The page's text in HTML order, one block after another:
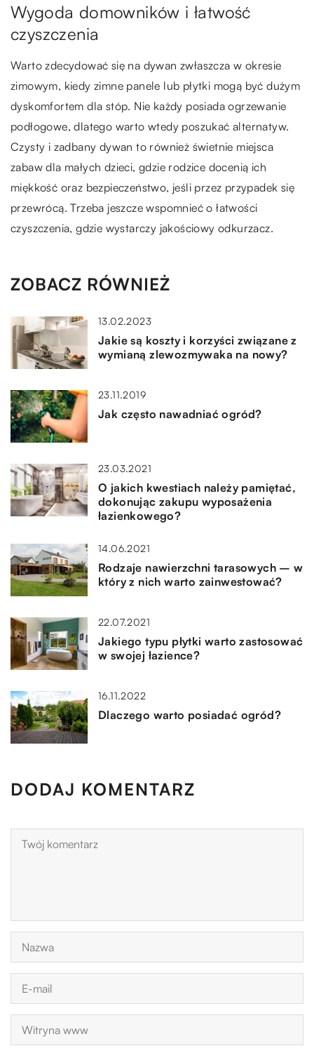
Wygoda domowników i łatwość
czyszczenia
Warto zdecydować się na dywan zwłaszcza w okresie
zimowym, kiedy zimne panele lub płytki mogą być dużym
dyskomfortem dla stóp. Nie każdy posiada ogrzewanie
podłogowe, dlatego warto wtedy poszukać alternatyw.
Czysty i zadbany dywan to również świetnie miejsca
zabaw dla małych dzieci, gdzie rodzice docenią ich
miękkość oraz bezpieczeństwo, jeśli przez przypadek się
przewrócą. Trzeba jeszcze wspomnieć o łatwości
czyszczenia, gdzie wystarczy jakościowy odkurzacz.
ZOBACZ RÓWNIEŻ
13.02.2023
Jakie są koszty i korzyści związane z
wymianą zlewozmywaka na nowy?
23.11.2019
Jak często nawadniać ogród?
23.03.2021
O jakich kwestiach należy pamiętać,
dokonując zakupu wyposażenia
łazienkowego?
14.06.2021
Rodzaje nawierzchni tarasowych – w
który z nich warto zainwestować?
22.07.2021
Jakiego typu płytki warto zastosować
w swojej łazience?
16.11.2022
Dlaczego warto posiadać ogród?
DODAJ KOMENTARZ